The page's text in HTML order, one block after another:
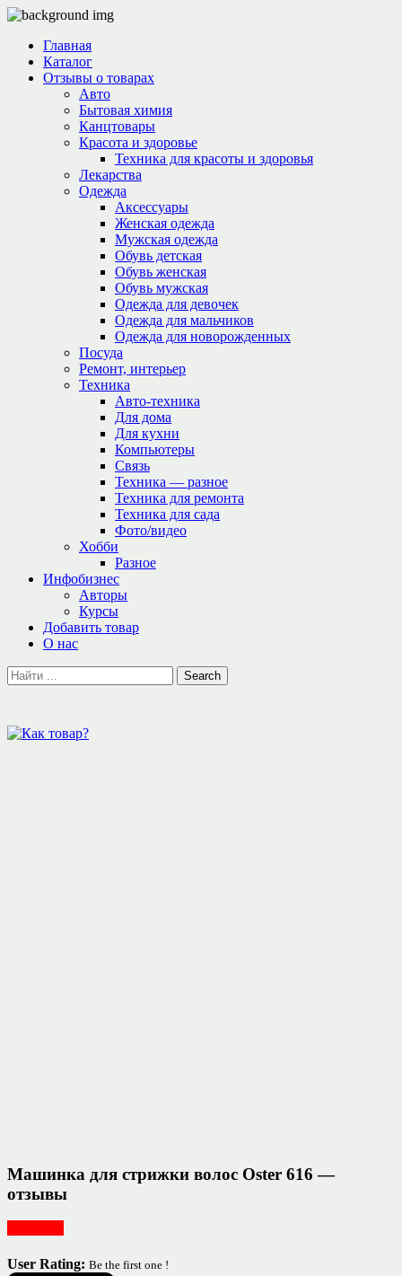
Главная
Каталог
Отзывы о товарах
Авто
Бытовая химия
Канцтовары
Красота и здоровье
Техника для красоты и здоровья
Лекарства
Одежда
Аксессуары
Женская одежда
Мужская одежда
Обувь детская
Обувь женская
Обувь мужская
Одежда для девочек
Одежда для мальчиков
Одежда для новорожденных
Посуда
Ремонт, интерьер
Техника
Авто-техника
Для дома
Для кухни
Компьютеры
Связь
Техника — разное
Техника для ремонта
Техника для сада
Фото/видео
Хобби
Разное
Инфобизнес
Авторы
Курсы
Добавить товар
О нас
Машинка для стрижки волос Oster 616 —
отзывы
User Rating: Be the first one !